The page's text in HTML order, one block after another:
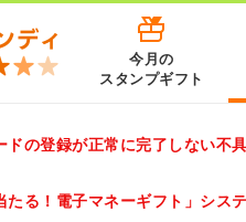
今月の
スタンプギフト
ドの登録が正常に完了しない不
たる！電子マネーギフト」シス